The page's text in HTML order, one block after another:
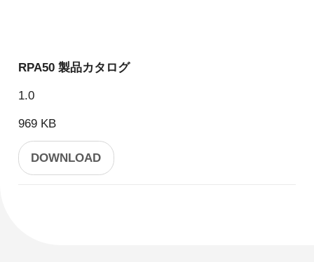
RPA50 製品カタログ
1.0
969 KB
DOWNLOAD